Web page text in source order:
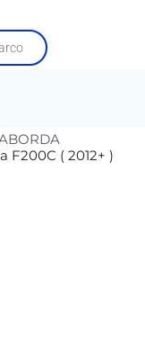
F200C ( 2012+ )